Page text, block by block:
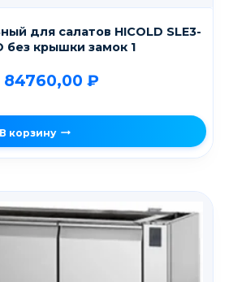
для салатов HICOLD SLE3-
без крышки замок 1
84760,00 ₽
В корзину